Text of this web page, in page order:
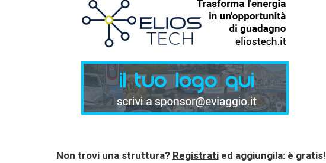
Non trovi una struttura? Registratied aggiungila: è gratis!